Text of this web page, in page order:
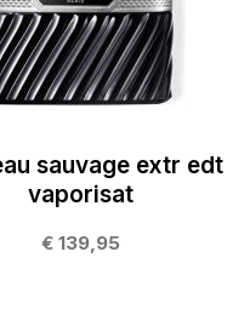
sauvage extr edt
vaporisat
€ 139,95